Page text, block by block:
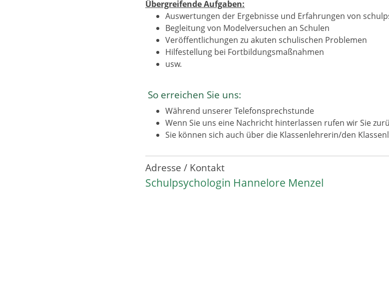
Übergreifende Aufgaben:
Auswertungen der Ergebnisse und Erfahrungen von
Begleitung von Modelversuchen an Schulen
Veröffentlichungen zu akuten schulischen Problemen
Hilfestellung bei Fortbildungsmaßnahmen
usw.
So erreichen Sie uns:
Während unserer Telefonsprechstunde
Wenn Sie uns eine Nachricht hinterlassen rufen wir Sie
Sie können sich auch über die Klassenlehrerin/den
Adresse / Kontakt
Schulpsychologin Hannelore Menzel